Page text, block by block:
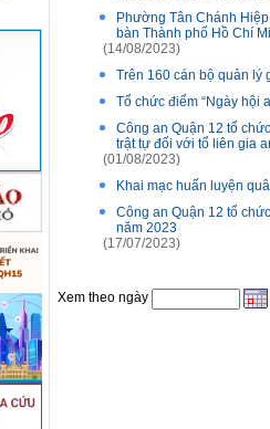
Phường Tân Chánh
bàn Thành phố Hồ Chí
(14/08/2023)
Trên 160 cán bộ quản lý
Tổ chức điểm “Ngày hội
Công an Quận 12 tổ
trật tự đối với tổ liên gia
(01/08/2023)
Khai mạc huấn luyện
Công an Quận 12 tổ
năm 2023
(17/07/2023)
Xem theo ngày